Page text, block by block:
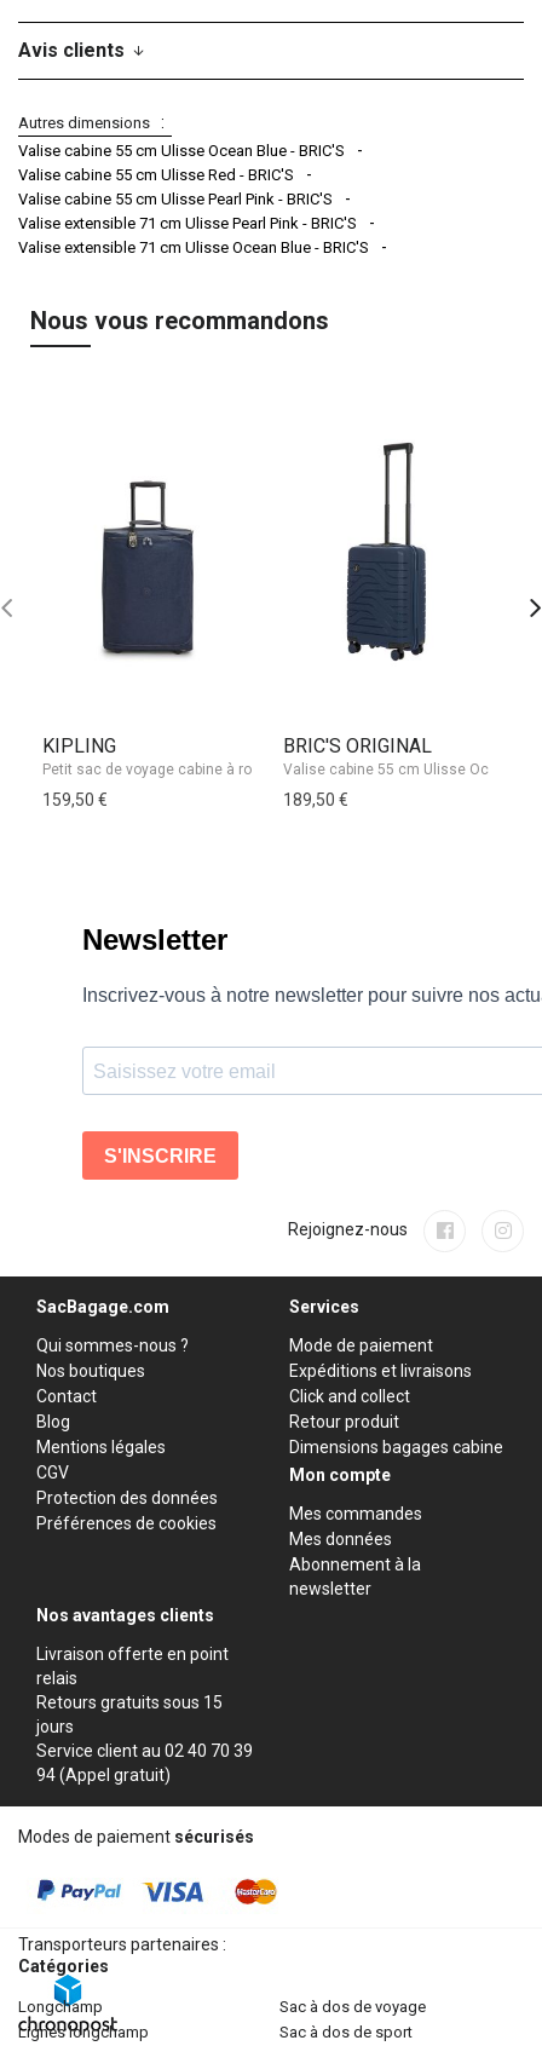
Avis clients
Autres dimensions
Valise cabine 55 cm Ulisse Ocean Blue - BRIC'S
Valise cabine 55 cm Ulisse Red - BRIC'S
Valise cabine 55 cm Ulisse Pearl Pink - BRIC'S
Valise extensible 71 cm Ulisse Pearl Pink - BRIC'S
Valise extensible 71 cm Ulisse Ocean Blue - BRIC'S
Nous vous recommandons
KIPLING
159,50 €
BRIC'S ORIGINAL
189,50 €
Rejoignez-nous
SacBagage.com
Qui sommes-nous ?
Nos boutiques
Contact
Blog
Mentions légales
CGV
Protection des données
Préférences de cookies
Services
Mode de paiement
Expéditions et livraisons
Click and collect
Retour produit
Dimensions bagages cabine
Mon compte
Mes commandes
Mes données
Abonnement à la
newsletter
Nos avantages clients
Livraison offerte en point
relais
Retours gratuits sous 15
jours
Service client au 02 40 70 39
94 (Appel gratuit)
Modes de paiement sécurisés
Transporteurs partenaires :
Catégories
longchamp
lignes longchamp
sac à dos de voyage
sac à dos de sport